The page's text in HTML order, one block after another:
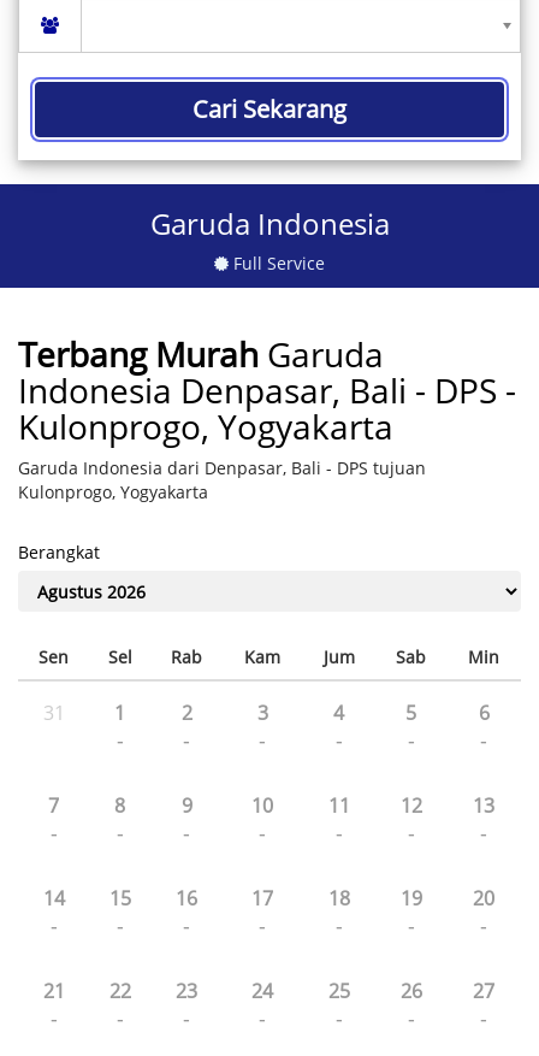
Cari Sekarang
Garuda Indonesia
Full Service
Terbang Murah Garuda
Indonesia Denpasar, Bali - DPS -
Kulonprogo, Yogyakarta
Garuda Indonesia dari Denpasar, Bali - DPS tujuan
Kulonprogo, Yogyakarta
Berangkat
Sen Sel Rab Kam Jum Sab Min
31 1
-
2
-
3
-
4
-
5
-
6
-
7
-
8
-
9
-
10
-
11
-
12
-
13
-
14
-
15
-
16
-
17
-
18
-
19
-
20
-
21
-
22
-
23
-
24
-
25
-
26
-
27
-